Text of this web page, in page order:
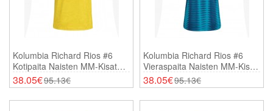
Kolumbia Richard Rios #6
Kotipaita Naisten MM-Kisat
2026 Lyhythihainen
38.05€95.13€
Kolumbia Richard Rios #6
Vieraspaita Naisten MM-Kisat
2026 Lyhythihainen
38.05€95.13€